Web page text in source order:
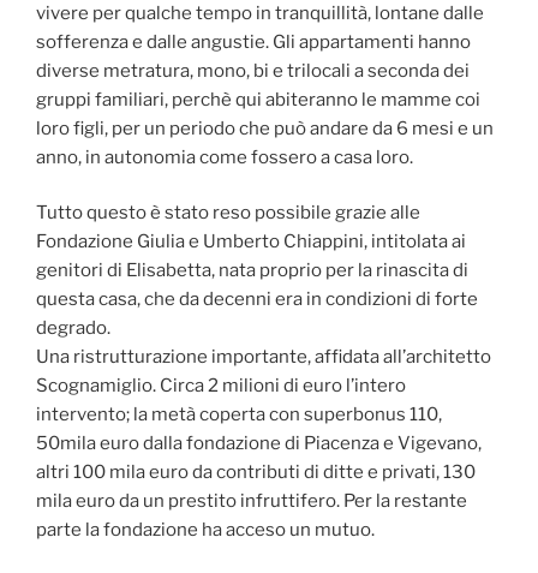
vivere per qualche tempo in tranquillità, lontane dalle
sofferenza e dalle angustie. Gli appartamenti hanno
diverse metratura, mono, bi e trilocali a seconda dei
gruppi familiari, perchè qui abiteranno le mamme coi
loro figli, per un periodo che può andare da 6 mesi e un
anno, in autonomia come fossero a casa loro.
Tutto questo è stato reso possibile grazie alle
Fondazione Giulia e Umberto Chiappini, intitolata ai
genitori di Elisabetta, nata proprio per la rinascita di
questa casa, che da decenni era in condizioni di forte
degrado.
Una ristrutturazione importante, affidata all’architetto
Scognamiglio. Circa 2 milioni di euro l’intero
intervento; la metà coperta con superbonus 110,
50mila euro dalla fondazione di Piacenza e Vigevano,
altri 100 mila euro da contributi di ditte e privati, 130
mila euro da un prestito infruttifero. Per la restante
parte la fondazione ha acceso un mutuo.